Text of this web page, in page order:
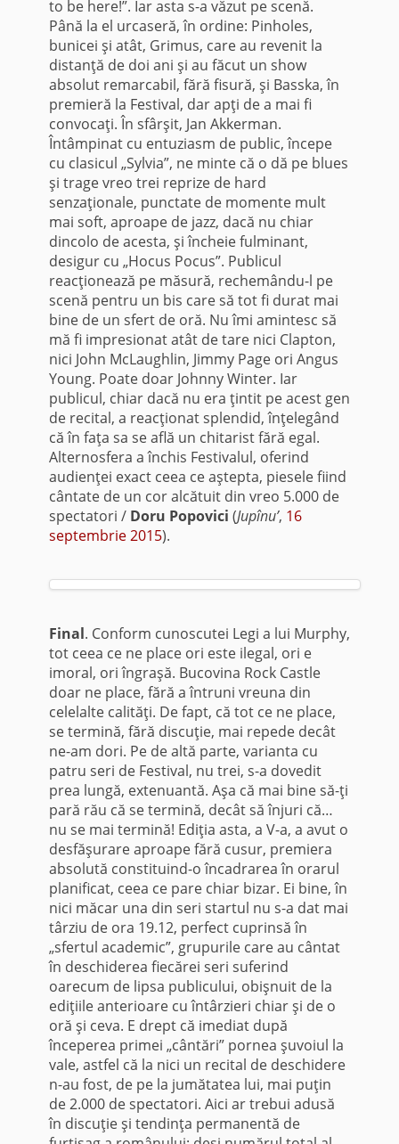
to be here!”. Iar asta s-a văzut pe scenă.
Până la el urcaseră, în ordine: Pinholes,
bunicei şi atât, Grimus, care au revenit la
distanţă de doi ani şi au făcut un show
absolut remarcabil, fără fisură, şi Basska, în
premieră la Festival, dar apţi de a mai fi
convocaţi. În sfârşit, Jan Akkerman.
Întâmpinat cu entuziasm de public, începe
cu clasicul „Sylvia”, ne minte că o dă pe blues
şi trage vreo trei reprize de hard
senzaţionale, punctate de momente mult
mai soft, aproape de jazz, dacă nu chiar
dincolo de acesta, şi încheie fulminant,
desigur cu „Hocus Pocus”. Publicul
reacţionează pe măsură, rechemându-l pe
scenă pentru un bis care să tot fi durat mai
bine de un sfert de oră. Nu îmi amintesc să
mă fi impresionat atât de tare nici Clapton,
nici John McLaughlin, Jimmy Page ori Angus
Young. Poate doar Johnny Winter. Iar
publicul, chiar dacă nu era ţintit pe acest gen
de recital, a reacţionat splendid, înţelegând
că în faţa sa se află un chitarist fără egal.
Alternosfera a închis Festivalul, oferind
audienţei exact ceea ce aştepta, piesele fiind
cântate de un cor alcătuit din vreo 5.000 de
spectatori / Doru Popovici (Jupînu’, 16
septembrie 2015).
Final. Conform cunoscutei Legi a lui Murphy,
tot ceea ce ne place ori este ilegal, ori e
imoral, ori îngraşă. Bucovina Rock Castle
doar ne place, fără a întruni vreuna din
celelalte calităţi. De fapt, că tot ce ne place,
se termină, fără discuţie, mai repede decât
ne-am dori. Pe de altă parte, varianta cu
patru seri de Festival, nu trei, s-a dovedit
prea lungă, extenuantă. Aşa că mai bine să-ţi
pară rău că se termină, decât să înjuri că…
nu se mai termină! Ediţia asta, a V-a, a avut o
desfăşurare aproape fără cusur, premiera
absolută constituind-o încadrarea în orarul
planificat, ceea ce pare chiar bizar. Ei bine, în
nici măcar una din seri startul nu s-a dat mai
târziu de ora 19.12, perfect cuprinsă în
„sfertul academic”, grupurile care au cântat
în deschiderea fiecărei seri suferind
oarecum de lipsa publicului, obişnuit de la
ediţiile anterioare cu întârzieri chiar şi de o
oră şi ceva. E drept că imediat după
începerea primei „cântări” pornea şuvoiul la
vale, astfel că la nici un recital de deschidere
n-au fost, de pe la jumătatea lui, mai puţin
de 2.000 de spectatori. Aici ar trebui adusă
în discuţie şi tendinţa permanentă de